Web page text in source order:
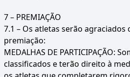
7 – PREMIAÇÃO
7.1 – Os atletas serão agraciados
premiação:
MEDALHAS DE PARTICIPAÇÃO:
classificados e terão direito à